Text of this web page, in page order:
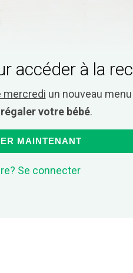
accéder à la
mercredi un nouveau
régaler votre bébé.
MAINTENANT
Se connecter